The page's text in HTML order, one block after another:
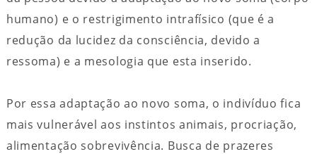
humano) e o restrigimento intrafísico (que é a
redução da lucidez da consciência, devido a
ressoma) e a mesologia que esta inserido.
Por essa adaptação ao novo soma, o indivíduo fica
mais vulnerável aos instintos animais, procriação,
alimentação sobrevivência. Busca de prazeres